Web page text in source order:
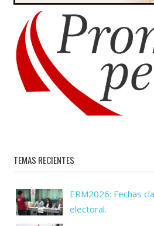
TEMAS RECIENTES
ERM2026: Fechas
electoral.